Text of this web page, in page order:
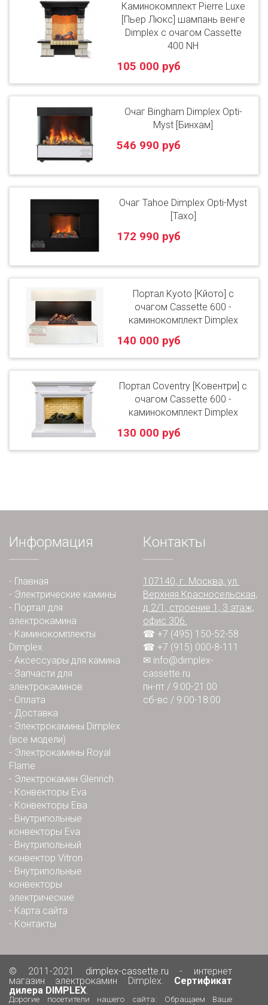
Каминокомплект Pierre Luxe
[Пьер Люкс] шампань венге
Dimplex с очагом Cassette
400 NH
105 000 руб
Очаг Bingham Dimplex Opti-
Myst [Бинхам]
546 990 руб
Очаг Tahoe Dimplex Opti-Myst
[Тахо]
172 990 руб
Портал Kyoto [Кйото] с
очагом Cassette 600 -
каминокомплект Dimplex
140 000 руб
Портал Coventry [Ковентри] с
очагом Cassette 600 -
каминокомплект Dimplex
130 000 руб
Информация
- Главная
- Электрические камины
- Портал для
электрокамина
- Каминокомплекты
Dimplex
- Аксессуары для камина
- Запчасти для
электрокаминов
- Оплата
- Доставка
- Электрокамины Dimplex
(все модели)
- Электрокамины Royal
Flame
- Электрокамин Glenrich
- Конвекторы Eva
- Конвекторы Ева
- Внутрипольные
конвекторы Eva
- Внутрипольный
конвектор Vitron
- Внутрипольные
конвекторы
электрические
- Карта сайта
- Контакты
Контакты
107140, г. Москва, ул.
Верхняя Красносельская,
д.2/1, строение 1, 3 этаж,
офис 306.
☎ +7 (495) 150-52-58
☎ +7 (915) 000-8-111
✉ info@dimplex-
cassette.ru
пн-пт / 9:00-21:00
сб-вс / 9:00-18:00
© 2011-2021 dimplex-cassette.ru - интернет
магазин электрокамин Dimplex. Сертификат
дилера DIMPLEX
Дорогие посетители нашего сайта: Обращаем Ваше